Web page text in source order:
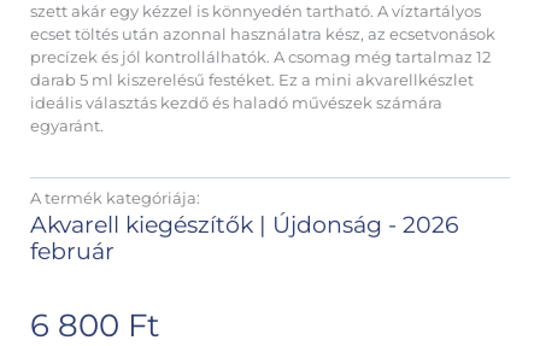
szett akár egy kézzel is könnyedén tartható. A víztartályos
ecset töltés után azonnal használatra kész, az ecsetvonások
precízek és jól kontrollálhatók. A csomag még tartalmaz 12
darab 5 ml kiszerelésű festéket. Ez a mini akvarellkészlet
ideális választás kezdő és haladó művészek számára
egyaránt.
A termék kategóriája:
Akvarell kiegészítők | Újdonság - 2026
február
6 800 Ft